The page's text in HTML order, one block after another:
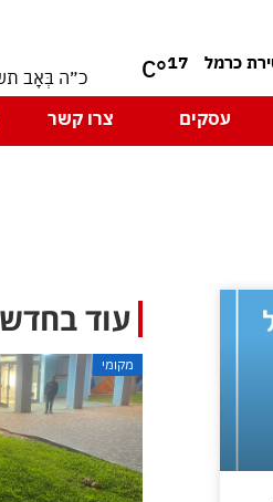
17
°C כ״ה בְּאָב
עסקים צרו קשר
עוד
מקומי